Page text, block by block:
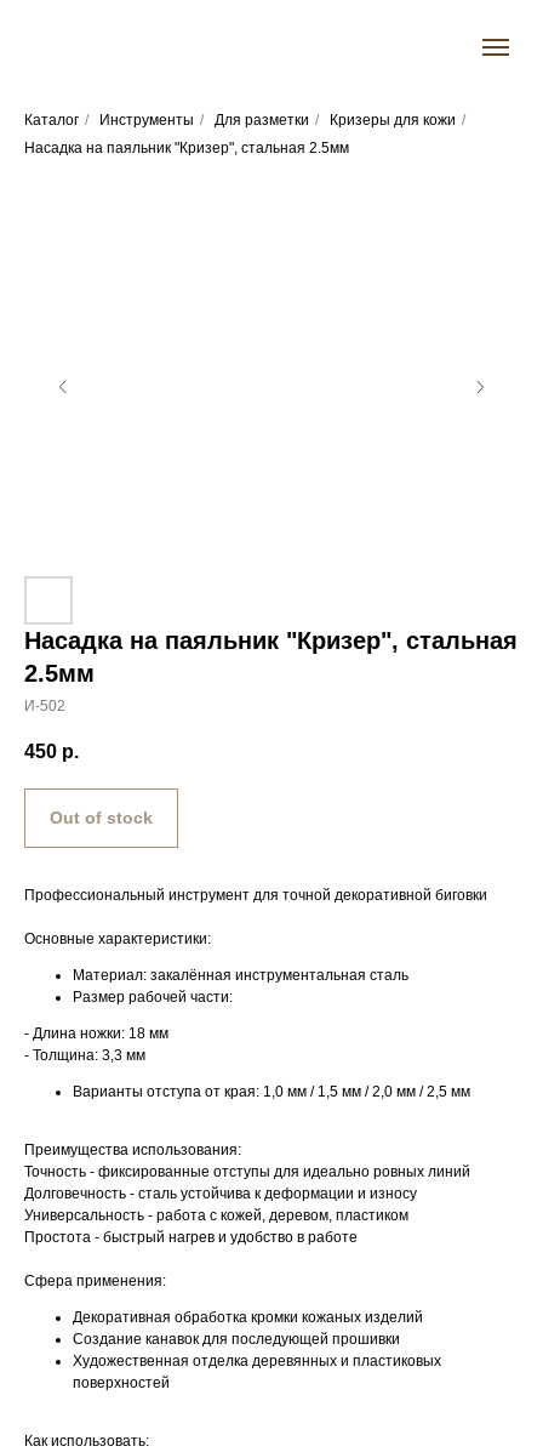
Каталог / Инструменты / Для разметки / Кризеры для кожи /
Насадка на паяльник "Кризер", стальная 2.5мм
Насадка на паяльник "Кризер", стальная
2.5мм
И-502
450 р.
Out of stock
Профессиональный инструмент для точной декоративной биговки
Основные характеристики:
Материал: закалённая инструментальная сталь
Размер рабочей части:
- Длина ножки: 18 мм
- Толщина: 3,3 мм
Варианты отступа от края: 1,0 мм / 1,5 мм / 2,0 мм / 2,5 мм
Преимущества использования:
Точность - фиксированные отступы для идеально ровных линий
Долговечность - сталь устойчива к деформации и износу
Универсальность - работа с кожей, деревом, пластиком
Простота - быстрый нагрев и удобство в работе
Сфера применения:
Декоративная обработка кромки кожаных изделий
Создание канавок для последующей прошивки
Художественная отделка деревянных и пластиковых
поверхностей
Как использовать: